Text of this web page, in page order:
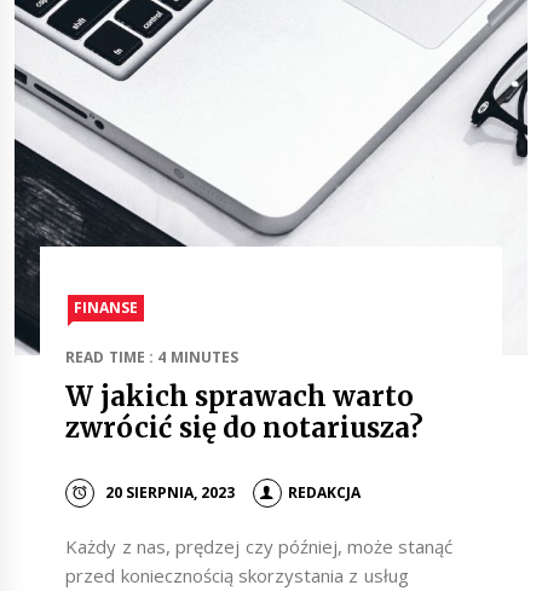
FINANSE
READ TIME : 4 MINUTES
W jakich sprawach warto
zwrócić się do notariusza?
20 SIERPNIA, 2023 REDAKCJA
Każdy z nas, prędzej czy później, może stanąć
przed koniecznością skorzystania z usług